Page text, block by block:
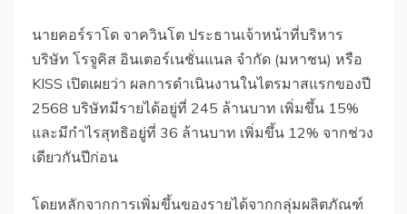
นายคอร์ราโด จาควินโต ประธานเจ้าหน้าที่บริหาร
บริษัท โรจูคิส อินเตอร์เนชั่นแนล จำกัด (มหาชน) หรือ
KISS เปิดเผยว่า ผลการดำเนินงานในไตรมาสแรกของปี
2568 บริษัทมีรายได้อยู่ที่ 245 ล้านบาท เพิ่มขึ้น 15%
และมีกำไรสุทธิอยู่ที่ 36 ล้านบาท เพิ่มขึ้น 12% จากช่วง
เดียวกันปีก่อน
โดยหลักจากการเพิ่มขึ้นของรายได้จากกลุ่มผลิตภัณฑ์